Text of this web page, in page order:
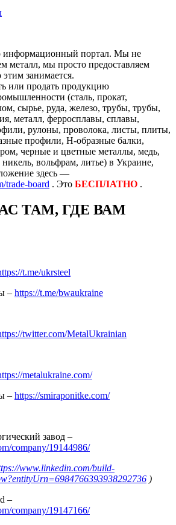
информационный портал. Мы не
металл, мы просто предоставляем
занимается.
или продать продукцию
(сталь, прокат,
сырье, руда, железо, трубы, трубы,
металл, ферросплавы, сплавы,
рулоны, проволока, листы, плиты,
профили, H-образные балки,
черные и цветные металлы, медь,
вольфрам, литье) в Украине,
здесь —
trade-board . Это БЕСПЛАТНО .
ТАМ, ГДЕ ВАМ
t.me/ukrsteel
– https://t.me/bwaukraine
twitter.com/MetalUkrainian
metalukraine.com/
– https://smiraponitke.com/
завод –
company/19144986/
www.linkedin.com/build-
)
–
company/19147166/